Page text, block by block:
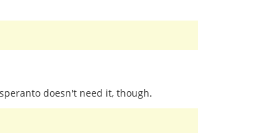
doesn't need it, though.